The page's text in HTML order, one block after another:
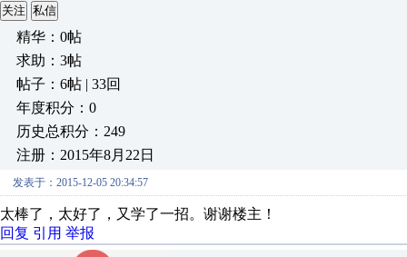
关注 私信
精华：0帖
求助：3帖
帖子：6帖 | 33回
年度积分：0
历史总积分：249
注册：2015年8月22日
发表于：2015-12-05 20:34:57
太棒了，太好了，又学了一招。谢谢楼主！
回复 引用 举报